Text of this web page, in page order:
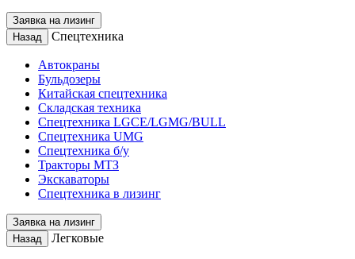
Заявка на лизинг
Назад
Спецтехника
Автокраны
Бульдозеры
Китайская спецтехника
Складская техника
Спецтехника LGCE/LGMG/BULL
Спецтехника UMG
Спецтехника б/у
Тракторы МТЗ
Экскаваторы
Спецтехника в лизинг
Заявка на лизинг
Назад
Легковые